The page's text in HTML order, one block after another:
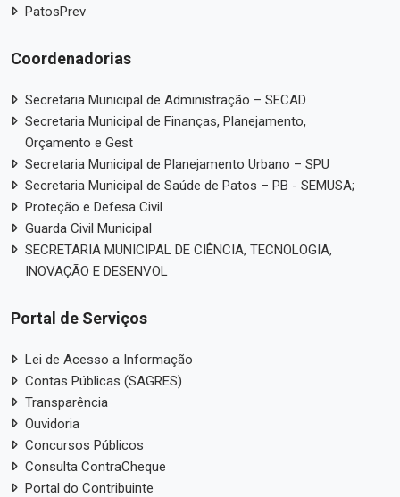
PatosPrev
Coordenadorias
Secretaria Municipal de Administração – SECAD
Secretaria Municipal de Finanças, Planejamento,
Orçamento e Gest
Secretaria Municipal de Planejamento Urbano – SPU
Secretaria Municipal de Saúde de Patos – PB - SEMUSA;
Proteção e Defesa Civil
Guarda Civil Municipal
SECRETARIA MUNICIPAL DE CIÊNCIA, TECNOLOGIA,
INOVAÇÃO E DESENVOL
Portal de Serviços
Lei de Acesso a Informação
Contas Públicas (SAGRES)
Transparência
Ouvidoria
Concursos Públicos
Consulta ContraCheque
Portal do Contribuinte